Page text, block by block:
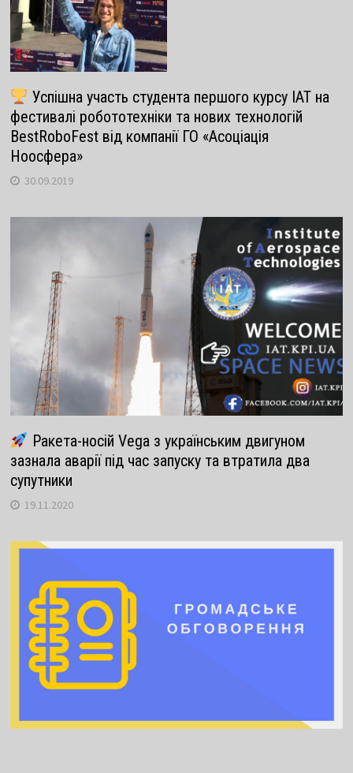
Успішна участь студента першого курсу ІАТ на
фестивалі робототехніки та нових технологій
BestRoboFest від компанії ГО «Асоціація
Ноосфера»
30.09.2019
Ракета-носій Vega з українським двигуном
зазнала аварії під час запуску та втратила два
супутники
19.11.2020